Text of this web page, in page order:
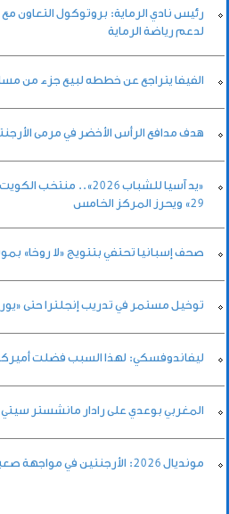
رئيس نادي الرماية: بروتوكول التعاون
لدعم رياضة الرماية
الفيفا يتراجع عن خططه لبيع جزء من
هدف مدافع الرأس الأخضر في مرمى
29» ويحرز المركز الخامس
صحف إسبانيا تحتفي بتتويج «لا روخا»
توخيل مستمر في تدريب إنجلترا حتى «يورو
ليفاندوفسكي: لهذا السبب فضلت
المغربي بوعدي على رادار مانشستر سيتي
مونديال 2026: الأرجنتين في مواجهة صعبة أمام إنجلترا لبلوغ النهائي